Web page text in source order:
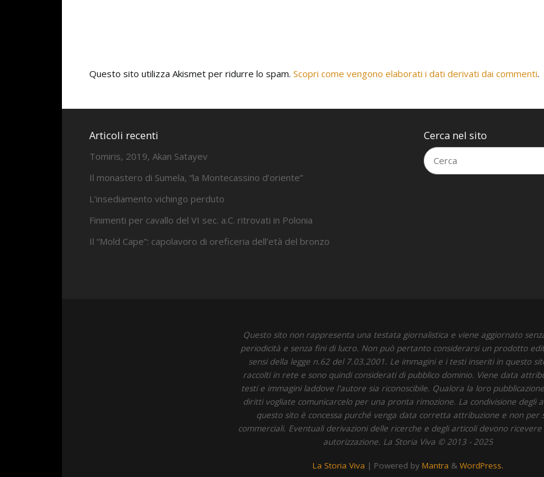
Questo sito utilizza Akismet per ridurre lo spam. Scopri come vengono elaborati i dati derivati dai commenti.
Articoli recenti
Tomiris, 2019, Akan Satayev
Il monastero di Sumela, “la Montecassino d’oriente”
L’insediamento vichingo perduto
Finimenti per cavallo del VI sec. a.C. ritrovati in Polonia
Il “Mold Cape”: capolavoro di oreficeria dell’età del bronzo
Cerca nel sito
Questo sito non rappresenta una testata giornalistica e viene aggiornato
periodicità e senza fini di lucro. Non può pertanto considerarsi un prodotto
sensi della legge n.62 del 7.03.2001. Le immagini e i testi inseriti in questo
raccolti in rete e sono quindi considerati di pubblico dominio. Viene data
testi e immagini laddove l'autore sia riconoscibile. Qualora la loro
diritti vogliate comunicarcelo per una pronta rimozione. La condivisione degli
questo sito è concessa purché venga data corretta attribuzione e non per
commerciali. Eventuali derivazioni delle ricerche e degli articoli devono
autorizzazione. La Storia Viva © 2013 - 2025
La Storia Viva | Powered by Mantra & WordPress.